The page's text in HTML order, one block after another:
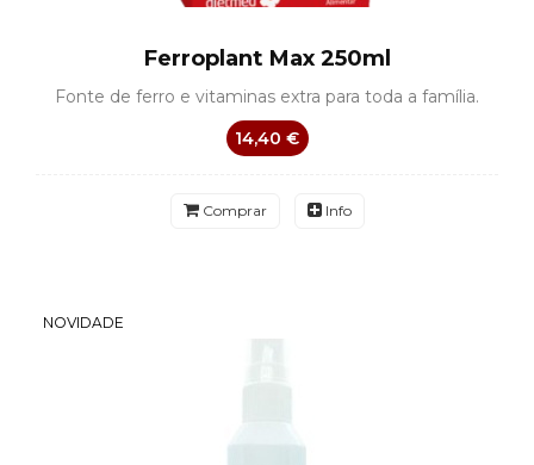
Ferroplant Max 250ml
Fonte de ferro e vitaminas extra para toda a família.
14,40 €
Comprar Info
NOVIDADE